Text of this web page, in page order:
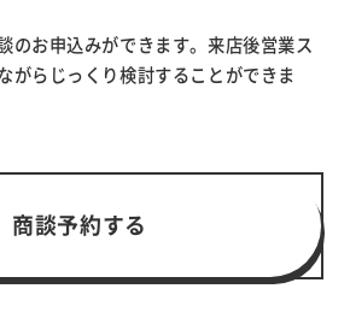
のお申込みができます。来店後営業ス
がらじっくり検討することができま
商談予約する